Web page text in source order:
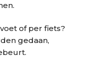
of per fiets?
gedaan,